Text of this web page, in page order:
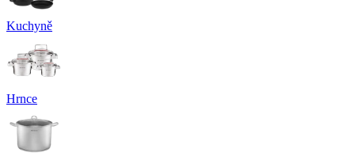
Kuchyně
Hrnce